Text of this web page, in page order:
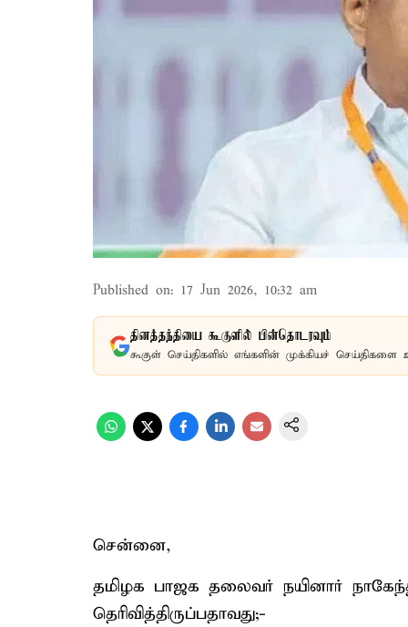
Published on: 17 Jun 2026, 10:32 am
தினத்தந்தியை கூகுளில் பின்தொடரவும்
கூகுள் செய்திகளில் எங்களின் முக்கியச் செய்திகளை
சென்னை,
தமிழக பாஜக தலைவர் நயினார்
தெரிவித்திருப்பதாவது;-